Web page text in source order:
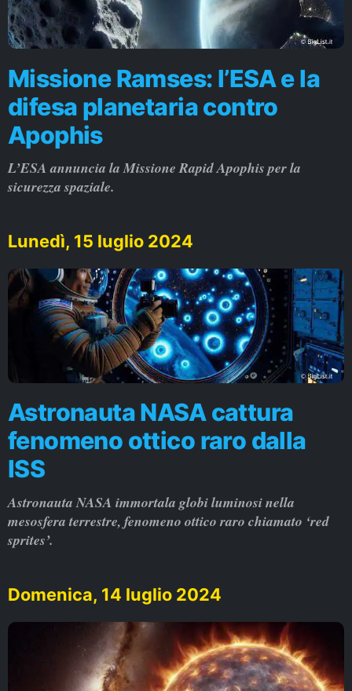
Missione Ramses: l’ESA e la
difesa planetaria contro
Apophis
L’ESA annuncia la Missione Rapid Apophis per la
sicurezza spaziale.
Lunedì, 15 luglio 2024
Astronauta NASA cattura
fenomeno ottico raro dalla
ISS
Astronauta NASA immortala globi luminosi nella
mesosfera terrestre, fenomeno ottico raro chiamato ‘red
sprites’.
Domenica, 14 luglio 2024